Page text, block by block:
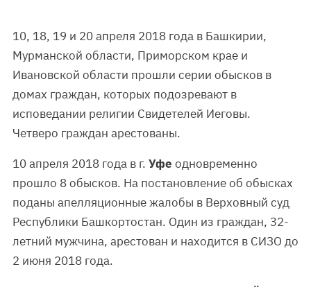
10, 18, 19 и 20 апреля 2018 года в Башкирии,
Мурманской области, Приморском крае и
Ивановской области прошли серии обысков в
домах граждан, которых подозревают в
исповедании религии Свидетелей Иеговы.
Четверо граждан арестованы.
10 апреля 2018 года в г. Уфе одновременно
прошло 8 обысков. На постановление об обысках
поданы апелляционные жалобы в Верховный суд
Республики Башкортостан. Один из граждан, 32-
летний мужчина, арестован и находится в СИЗО до
2 июня 2018 года.